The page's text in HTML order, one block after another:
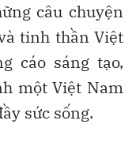
câu chuyện
tinh thần Việt
cáo sáng tạo,
một Việt Nam
sức sống.